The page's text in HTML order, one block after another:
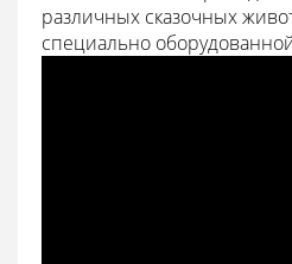
различных сказочных
специально